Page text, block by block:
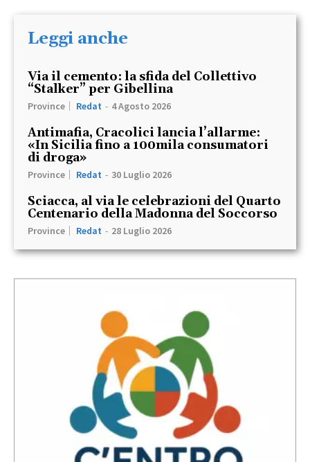
Leggi anche
Via il cemento: la sfida del Collettivo
“Stalker” per Gibellina
Province Redat - 4 Agosto 2026
Antimafia, Cracolici lancia l’allarme:
«In Sicilia fino a 100mila consumatori
di droga»
Province Redat - 30 Luglio 2026
Sciacca, al via le celebrazioni del Quarto
Centenario della Madonna del Soccorso
Province Redat - 28 Luglio 2026